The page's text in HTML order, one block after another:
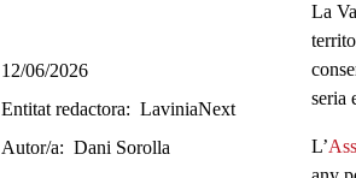
12/06/2026
Entitat redactora
LaviniaNext
Autor/a
Dani Sorolla
La
seria
L’